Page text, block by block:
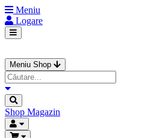
Meniu
Logare
Meniu Shop
Shop Magazin